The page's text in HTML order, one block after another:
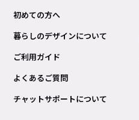
初めての方へ
暮らしのデザインについて
ご利用ガイド
よくあるご質問
チャットサポートについて